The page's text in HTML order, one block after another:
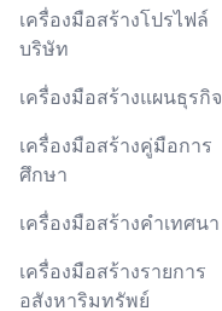
เครื่องมือสร้างโปรไฟล์
บริษัท
เครื่องมือสร้างแผนธุรกิจ
เครื่องมือสร้างคู่มือการ
ศึกษา
เครื่องมือสร้างคำเทศนา
เครื่องมือสร้างรายการ
อสังหาริมทรัพย์